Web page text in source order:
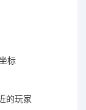
标
的玩家